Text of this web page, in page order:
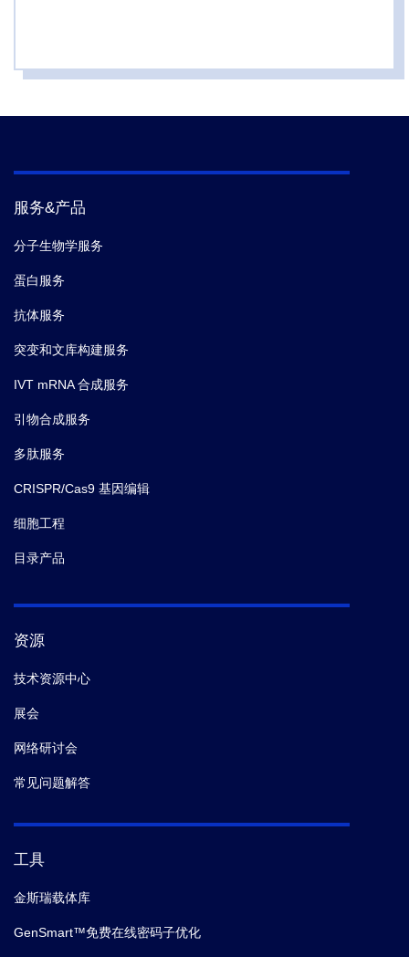
服务&产品
分子生物学服务
蛋白服务
抗体服务
突变和文库构建服务
IVT mRNA 合成服务
引物合成服务
多肽服务
CRISPR/Cas9 基因编辑
细胞工程
目录产品
资源
技术资源中心
展会
网络研讨会
常见问题解答
工具
金斯瑞载体库
GenSmart™免费在线密码子优化